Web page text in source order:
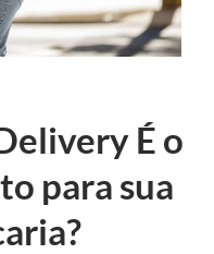
É o
para sua